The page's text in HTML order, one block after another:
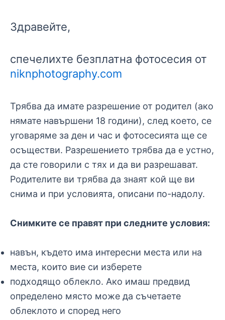
Здравейте,
спечелихте безплатна фотосесия от
niknphotography.com
Трябва да имате разрешение от родител (ако
нямате навършени 18 години), след което, се
уговаряме за ден и час и фотосесията ще се
осъществи. Разрешението трябва да е устно,
да сте говорили с тях и да ви разрешават.
Родителите ви трябва да знаят кой ще ви
снима и при условията, описани по-надолу.
Снимките се правят при следните условия:
навън, където има интересни места или на
места, които вие си изберете
подходящо облекло. Ако имаш предвид
определено място може да съчетаете
облеклото и според него